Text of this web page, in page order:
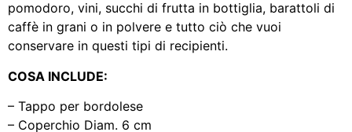
pomodoro, vini, succhi di frutta in bottiglia, barattoli di
caffè in grani o in polvere e tutto ciò che vuoi
conservare in questi tipi di recipienti.
COSA INCLUDE:
– Tappo per bordolese
– Coperchio Diam. 6 cm